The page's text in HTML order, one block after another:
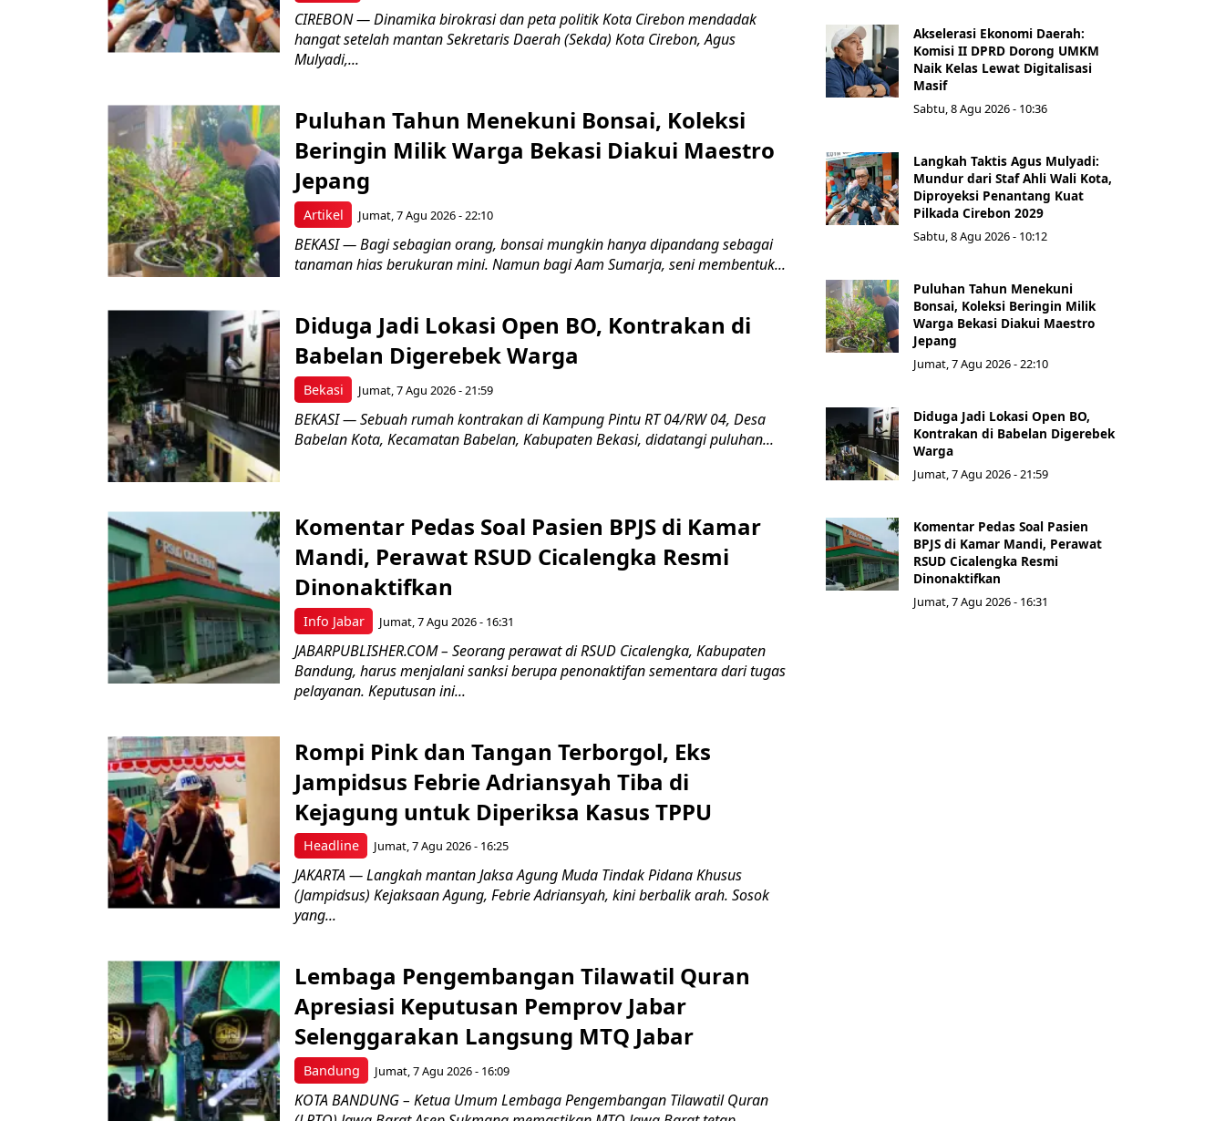
CIREBON — Dinamika birokrasi dan peta politik Kota Cirebon mendadak
hangat setelah mantan Sekretaris Daerah (Sekda) Kota Cirebon, Agus
Mulyadi,...
Artikel
Puluhan Tahun Menekuni Bonsai, Koleksi
Beringin Milik Warga Bekasi Diakui Maestro
Jepang
Jumat, 7 Agu 2026 - 22:10
BEKASI — Bagi sebagian orang, bonsai mungkin hanya dipandang sebagai
tanaman hias berukuran mini. Namun bagi Aam Sumarja, seni membentuk...
Bekasi
Diduga Jadi Lokasi Open BO, Kontrakan di
Babelan Digerebek Warga
Jumat, 7 Agu 2026 - 21:59
BEKASI — Sebuah rumah kontrakan di Kampung Pintu RT 04/RW 04, Desa
Babelan Kota, Kecamatan Babelan, Kabupaten Bekasi, didatangi puluhan...
Info Jabar
Komentar Pedas Soal Pasien BPJS di Kamar
Mandi, Perawat RSUD Cicalengka Resmi
Dinonaktifkan
Jumat, 7 Agu 2026 - 16:31
JABARPUBLISHER.COM – Seorang perawat di RSUD Cicalengka, Kabupaten
Bandung, harus menjalani sanksi berupa penonaktifan sementara dari tugas
pelayanan. Keputusan ini...
Headline
Rompi Pink dan Tangan Terborgol, Eks
Jampidsus Febrie Adriansyah Tiba di
Kejagung untuk Diperiksa Kasus TPPU
Jumat, 7 Agu 2026 - 16:25
JAKARTA — Langkah mantan Jaksa Agung Muda Tindak Pidana Khusus
(Jampidsus) Kejaksaan Agung, Febrie Adriansyah, kini berbalik arah. Sosok
yang...
Bandung
Lembaga Pengembangan Tilawatil Quran
Apresiasi Keputusan Pemprov Jabar
Selenggarakan Langsung MTQ Jabar
Jumat, 7 Agu 2026 - 16:09
KOTA BANDUNG – Ketua Umum Lembaga Pengembangan Tilawatil Quran
Akselerasi Ekonomi Daerah:
Komisi II DPRD Dorong UMKM
Naik Kelas Lewat Digitalisasi
Masif
Sabtu, 8 Agu 2026 - 10:36
Langkah Taktis Agus Mulyadi:
Mundur dari Staf Ahli Wali Kota,
Diproyeksi Penantang Kuat
Pilkada Cirebon 2029
Sabtu, 8 Agu 2026 - 10:12
Puluhan Tahun Menekuni
Bonsai, Koleksi Beringin Milik
Warga Bekasi Diakui Maestro
Jepang
Jumat, 7 Agu 2026 - 22:10
Diduga Jadi Lokasi Open BO,
Kontrakan di Babelan Digerebek
Warga
Jumat, 7 Agu 2026 - 21:59
Komentar Pedas Soal Pasien
BPJS di Kamar Mandi, Perawat
RSUD Cicalengka Resmi
Dinonaktifkan
Jumat, 7 Agu 2026 - 16:31